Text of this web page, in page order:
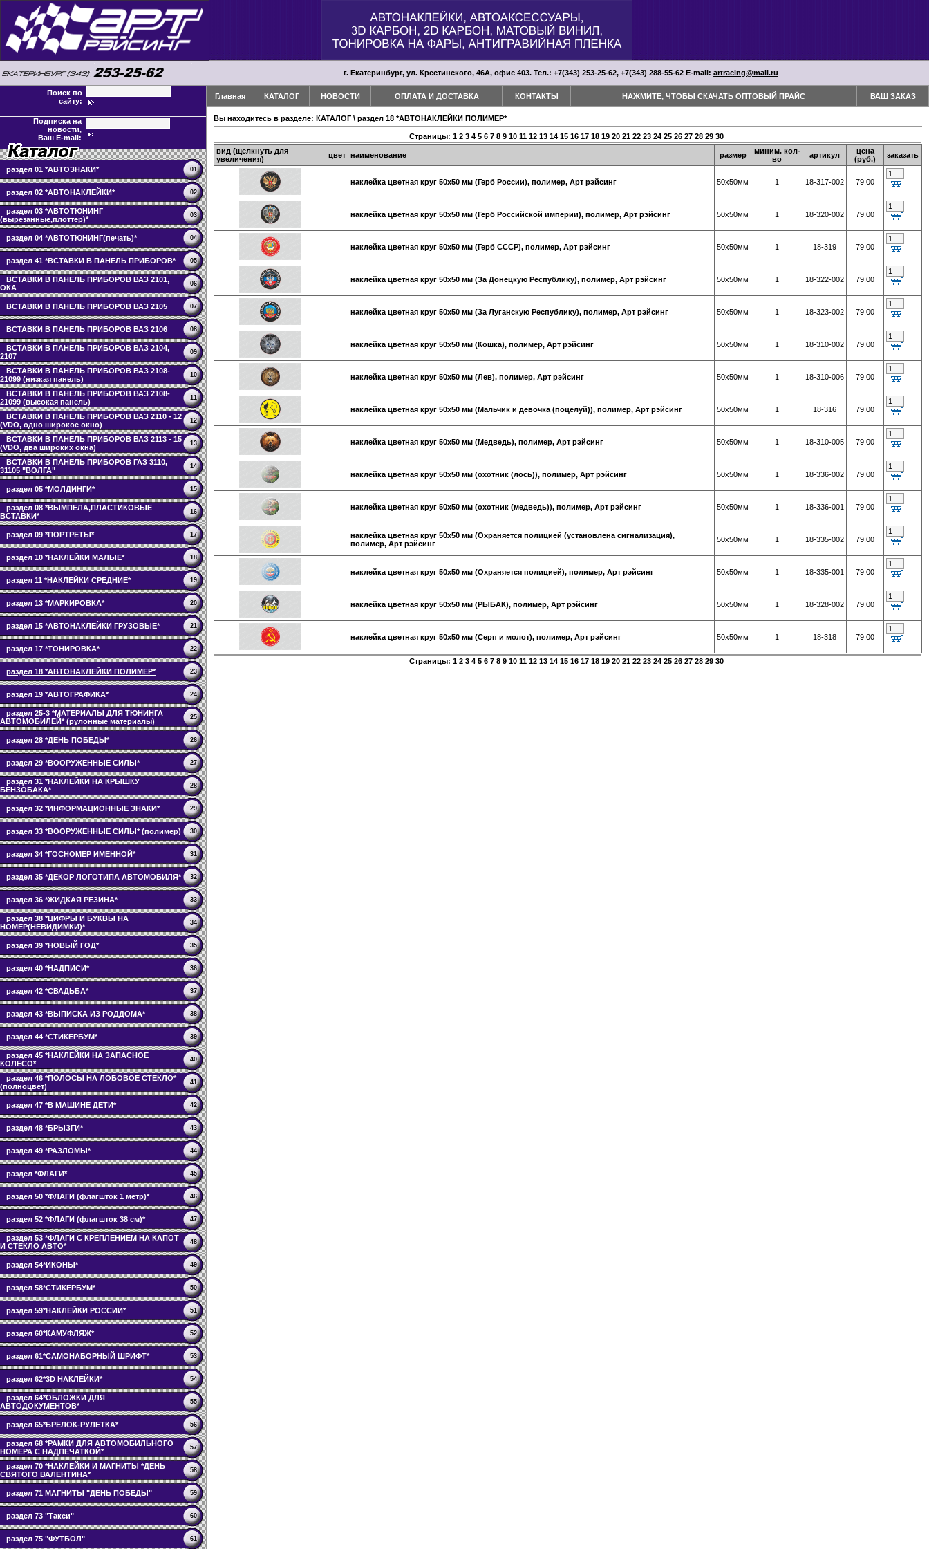
г. Екатеринбург, ул. Крестинского, 46А, офис 403. Тел.: +7(343) 253-25-62, +7(343) 288-55-62 Е-mail: artracing@mail.ru
Поиск по
сайту:
Подписка на
новости,
Ваш E-mail:
раздел 01 *АВТОЗНАКИ* 01
раздел 02 *АВТОНАКЛЕЙКИ* 02
раздел 03 *АВТОТЮНИНГ
(вырезанные,плоттер)*
03
раздел 04 *АВТОТЮНИНГ(печать)* 04
раздел 41 *ВСТАВКИ В ПАНЕЛЬ ПРИБОРОВ* 05
ВСТАВКИ В ПАНЕЛЬ ПРИБОРОВ ВАЗ 2101,
ОКА
06
ВСТАВКИ В ПАНЕЛЬ ПРИБОРОВ ВАЗ 2105 07
ВСТАВКИ В ПАНЕЛЬ ПРИБОРОВ ВАЗ 2106 08
ВСТАВКИ В ПАНЕЛЬ ПРИБОРОВ ВАЗ 2104,
2107
09
ВСТАВКИ В ПАНЕЛЬ ПРИБОРОВ ВАЗ 2108-
21099 (низкая панель)
10
ВСТАВКИ В ПАНЕЛЬ ПРИБОРОВ ВАЗ 2108-
21099 (высокая панель)
11
ВСТАВКИ В ПАНЕЛЬ ПРИБОРОВ ВАЗ 2110 - 12
(VDO, одно широкое окно)
12
ВСТАВКИ В ПАНЕЛЬ ПРИБОРОВ ВАЗ 2113 - 15
(VDO, два широких окна)
13
ВСТАВКИ В ПАНЕЛЬ ПРИБОРОВ ГАЗ 3110,
31105 "ВОЛГА"
14
раздел 05 *МОЛДИНГИ* 15
раздел 08 *ВЫМПЕЛА,ПЛАСТИКОВЫЕ
ВСТАВКИ*
16
раздел 09 *ПОРТРЕТЫ* 17
раздел 10 *НАКЛЕЙКИ МАЛЫЕ* 18
раздел 11 *НАКЛЕЙКИ СРЕДНИЕ* 19
раздел 13 *МАРКИРОВКА* 20
раздел 15 *АВТОНАКЛЕЙКИ ГРУЗОВЫЕ* 21
раздел 17 *ТОНИРОВКА* 22
раздел 18 *АВТОНАКЛЕЙКИ ПОЛИМЕР* 23
раздел 19 *АВТОГРАФИКА* 24
раздел 25-3 *МАТЕРИАЛЫ ДЛЯ ТЮНИНГА
АВТОМОБИЛЕЙ* (рулонные материалы)
25
раздел 28 *ДЕНЬ ПОБЕДЫ* 26
раздел 29 *ВООРУЖЕННЫЕ СИЛЫ* 27
раздел 31 *НАКЛЕЙКИ НА КРЫШКУ
БЕНЗОБАКА*
28
раздел 32 *ИНФОРМАЦИОННЫЕ ЗНАКИ* 29
раздел 33 *ВООРУЖЕННЫЕ СИЛЫ* (полимер) 30
раздел 34 *ГОСНОМЕР ИМЕННОЙ* 31
раздел 35 *ДЕКОР ЛОГОТИПА АВТОМОБИЛЯ* 32
раздел 36 *ЖИДКАЯ РЕЗИНА* 33
раздел 38 *ЦИФРЫ И БУКВЫ НА
НОМЕР(НЕВИДИМКИ)*
34
раздел 39 *НОВЫЙ ГОД* 35
раздел 40 *НАДПИСИ* 36
раздел 42 *СВАДЬБА* 37
раздел 43 *ВЫПИСКА ИЗ РОДДОМА* 38
раздел 44 *СТИКЕРБУМ* 39
раздел 45 *НАКЛЕЙКИ НА ЗАПАСНОЕ
КОЛЕСО*
40
раздел 46 *ПОЛОСЫ НА ЛОБОВОЕ СТЕКЛО*
(полноцвет)
41
раздел 47 *В МАШИНЕ ДЕТИ* 42
раздел 48 *БРЫЗГИ* 43
раздел 49 *РАЗЛОМЫ* 44
раздел *ФЛАГИ* 45
раздел 50 *ФЛАГИ (флагшток 1 метр)* 46
раздел 52 *ФЛАГИ (флагшток 38 см)* 47
раздел 53 *ФЛАГИ С КРЕПЛЕНИЕМ НА КАПОТ
И СТЕКЛО АВТО*
48
раздел 54*ИКОНЫ* 49
раздел 58*СТИКЕРБУМ* 50
раздел 59*НАКЛЕЙКИ РОССИИ* 51
раздел 60*КАМУФЛЯЖ* 52
раздел 61*САМОНАБОРНЫЙ ШРИФТ* 53
раздел 62*3D НАКЛЕЙКИ* 54
раздел 64*ОБЛОЖКИ ДЛЯ
АВТОДОКУМЕНТОВ*
55
раздел 65*БРЕЛОК-РУЛЕТКА* 56
раздел 68 *РАМКИ ДЛЯ АВТОМОБИЛЬНОГО
НОМЕРА С НАДПЕЧАТКОЙ*
57
раздел 70 *НАКЛЕЙКИ И МАГНИТЫ *ДЕНЬ
СВЯТОГО ВАЛЕНТИНА*
58
раздел 71 МАГНИТЫ "ДЕНЬ ПОБЕДЫ" 59
раздел 73 "Такси" 60
раздел 75 "ФУТБОЛ" 61
Главная КАТАЛОГ НОВОСТИ ОПЛАТА И ДОСТАВКА КОНТАКТЫ НАЖМИТЕ, ЧТОБЫ СКАЧАТЬ ОПТОВЫЙ ПРАЙС ВАШ ЗАКАЗ
Вы находитесь в разделе: КАТАЛОГ \ раздел 18 *АВТОНАКЛЕЙКИ ПОЛИМЕР*
Страницы: 1 2 3 4 5 6 7 8 9 10 11 12 13 14 15 16 17 18 19 20 21 22 23 24 25 26 27 28 29 30
вид (щелкнуть для
увеличения)
цвет наименование размер
миним. кол-
во
артикул
цена
(руб.)
заказать
наклейка цветная круг 50х50 мм (Герб России), полимер, Арт рэйсинг 50х50мм 1 18-317-002 79.00
наклейка цветная круг 50х50 мм (Герб Российской империи), полимер, Арт рэйсинг 50х50мм 1 18-320-002 79.00
наклейка цветная круг 50х50 мм (Герб СССР), полимер, Арт рэйсинг 50х50мм 1 18-319 79.00
наклейка цветная круг 50х50 мм (За Донецкую Республику), полимер, Арт рэйсинг 50х50мм 1 18-322-002 79.00
наклейка цветная круг 50х50 мм (За Луганскую Республику), полимер, Арт рэйсинг 50х50мм 1 18-323-002 79.00
наклейка цветная круг 50х50 мм (Кошка), полимер, Арт рэйсинг 50х50мм 1 18-310-002 79.00
наклейка цветная круг 50х50 мм (Лев), полимер, Арт рэйсинг 50х50мм 1 18-310-006 79.00
наклейка цветная круг 50х50 мм (Мальчик и девочка (поцелуй)), полимер, Арт рэйсинг 50х50мм 1 18-316 79.00
наклейка цветная круг 50х50 мм (Медведь), полимер, Арт рэйсинг 50х50мм 1 18-310-005 79.00
наклейка цветная круг 50х50 мм (охотник (лось)), полимер, Арт рэйсинг 50х50мм 1 18-336-002 79.00
наклейка цветная круг 50х50 мм (охотник (медведь)), полимер, Арт рэйсинг 50х50мм 1 18-336-001 79.00
наклейка цветная круг 50х50 мм (Охраняется полицией (установлена сигнализация),
полимер, Арт рэйсинг
50х50мм 1 18-335-002 79.00
наклейка цветная круг 50х50 мм (Охраняется полицией), полимер, Арт рэйсинг 50х50мм 1 18-335-001 79.00
наклейка цветная круг 50х50 мм (РЫБАК), полимер, Арт рэйсинг 50х50мм 1 18-328-002 79.00
наклейка цветная круг 50х50 мм (Серп и молот), полимер, Арт рэйсинг 50х50мм 1 18-318 79.00
Страницы: 1 2 3 4 5 6 7 8 9 10 11 12 13 14 15 16 17 18 19 20 21 22 23 24 25 26 27 28 29 30